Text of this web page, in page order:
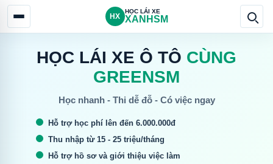
HX
HỌC LÁI XE
XANHSM
HỌC LÁI XE Ô TÔ CÙNG
GREENSM
Học nhanh - Thi dễ đỗ - Có việc ngay
Hỗ trợ học phí lên đến 6.000.000đ
Thu nhập từ 15 - 25 triệu/tháng
Hỗ trợ hồ sơ và giới thiệu việc làm